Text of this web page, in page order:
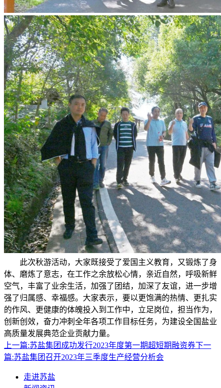
此次秋游活动，大家既接受了爱国主义教育，又锻炼了身
体、磨炼了意志，在工作之余放松心情，亲近自然，呼吸新鲜
空气，丰富了业余生活，加强了团结，加深了友谊，进一步增
强了归属感、幸福感。大家表示，要以更饱满的热情、更扎实
的作风、更健康的体魄投入到工作中，立足岗位，担当作为，
创新创效，奋力冲刺全年各项工作目标任务，为建设全国盐业
高质量发展典范企业贡献力量。
上一篇:苏盐集团成功发行2023年度第一期超短期融资券下一
篇:苏盐集团召开2023年三季度生产经营分析会
走进苏盐